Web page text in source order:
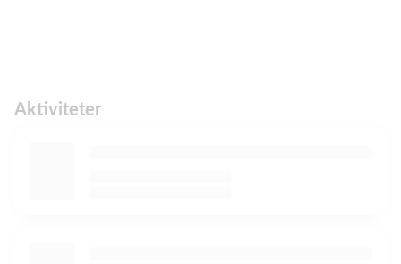
Aktiviteter